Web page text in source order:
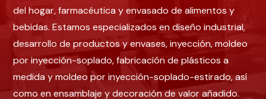
del hogar, farmacéutica y envasado de alimentos y
bebidas. Estamos especializados en diseño industrial,
desarrollo de productos y envases, inyección, moldeo
por inyección-soplado, fabricación de plásticos a
medida y moldeo por inyección-soplado-estirado, así
como en ensamblaje y decoración de valor añadido.